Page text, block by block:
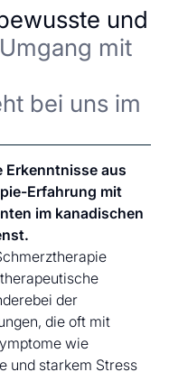
und
Umgang mit
bei uns im
aus
Erfahrung mit
im kanadischen
der
die oft mit
wie
und starkem Stress